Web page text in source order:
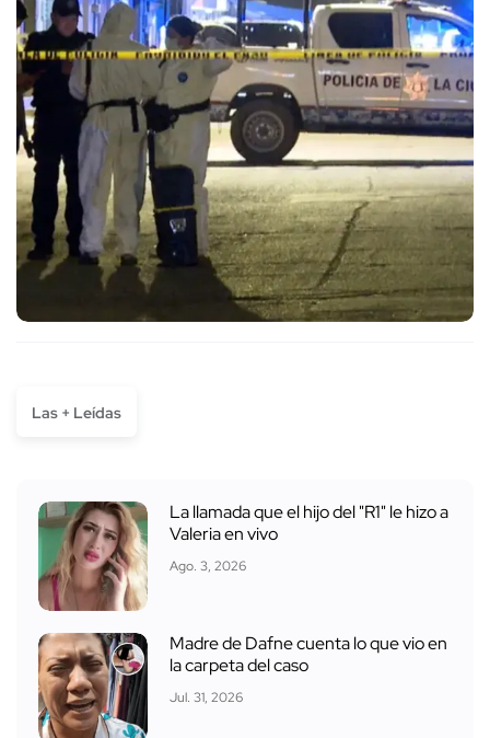
Las + Leídas
La llamada que el hijo del "R1" le hizo a
Valeria en vivo
Ago. 3, 2026
Madre de Dafne cuenta lo que vio en
la carpeta del caso
Jul. 31, 2026